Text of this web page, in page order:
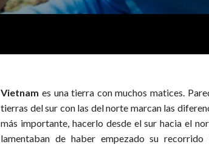
Vietnam es una tierra con muchos matices.
tierras del sur con las del norte marcan las
más importante, hacerlo desde el sur hacia el
lamentaban de haber empezado su